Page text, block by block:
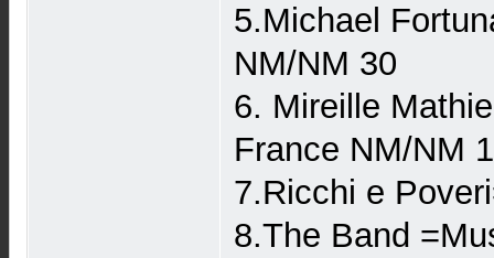
5.Michael
NM/NM 30
6. Mireille
France NM/NM
7.Ricchi e
8.The Band